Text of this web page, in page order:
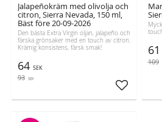
Jalapeñokräm med olivolja och
citron, Sierra Nevada, 150 ml,
Bäst före 20-09-2026
Den bästa Extra Virgin oljan, jalapeño och
färska grönsaker med en touch av citron.
Krämig konsistens, färsk smak!
64 SEK
93 SEK
Lägg till i
61
109